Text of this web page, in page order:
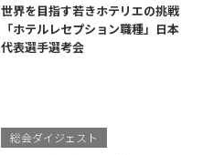
世界を目指す若きホテリエの挑戦
「ホテルレセプション職種」日本
代表選手選考会
総会ダイジェスト